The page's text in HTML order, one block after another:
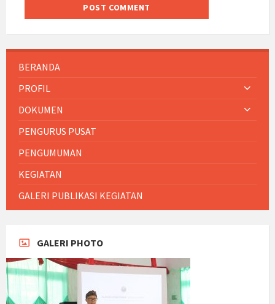
BERANDA
PROFIL
DOKUMEN
PENGURUS PUSAT
PENGUMUMAN
KEGIATAN
GALERI PUBLIKASI KEGIATAN
GALERI PHOTO